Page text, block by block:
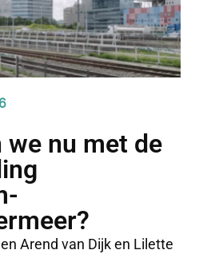
we nu met de
Arend van Dijk en Lilette